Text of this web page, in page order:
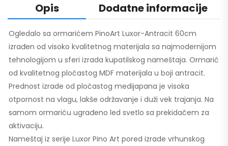
Opis Dodatne informacije
Ogledalo sa ormarićem PinoArt Luxor-Antracit 60cm
izrađen od visoko kvalitetnog materijala sa najmodernijom
tehnologijom u sferi izrada kupatilskog nameštaja. Ormarić
od kvalitetnog pločastog MDF materijala u boji antracit.
Prednost izrade od pločastog medijapana je visoka
otpornost na vlagu, lakše održavanje i duži vek trajanja. Na
samom ormariću ugrađeno led svetlo sa prekidačem za
aktivaciju.
Nameštaj iz serije Luxor Pino Art pored izrade vrhunskog